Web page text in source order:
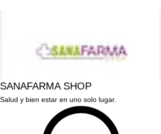
SANAFARMA SHOP
Salud y bien estar en uno solo lugar.